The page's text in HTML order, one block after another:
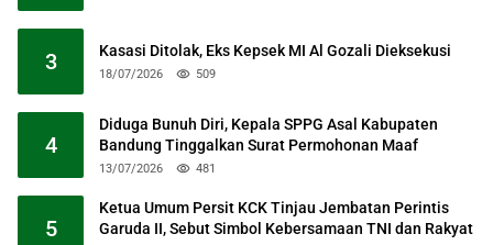
3 Kasasi Ditolak, Eks Kepsek MI Al Gozali Dieksekusi
18/07/2026 509
4
Diduga Bunuh Diri, Kepala SPPG Asal Kabupaten
Bandung Tinggalkan Surat Permohonan Maaf
13/07/2026 481
5
Ketua Umum Persit KCK Tinjau Jembatan Perintis
Garuda II, Sebut Simbol Kebersamaan TNI dan Rakyat